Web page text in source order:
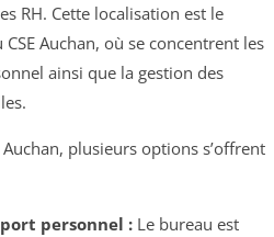
RH. Cette localisation est le
Auchan, où se concentrent les
ainsi que la gestion des
plusieurs options s’offrent
personnel :Le bureau est